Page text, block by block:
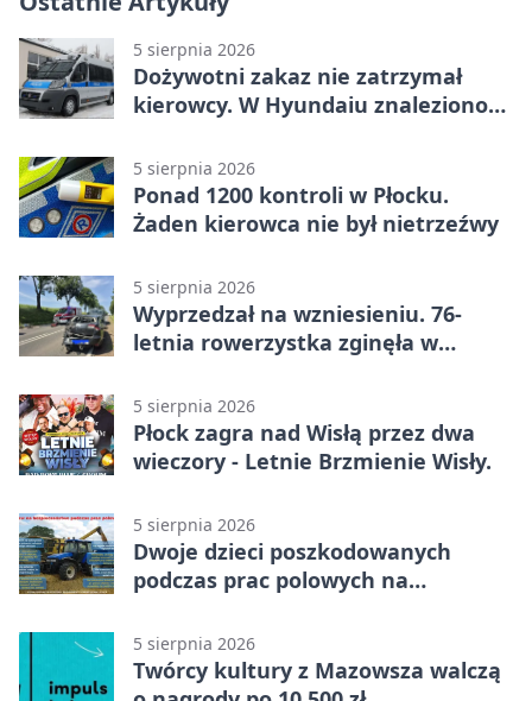
5 sierpnia 2026
Dożywotni zakaz nie zatrzymał
kierowcy. W Hyundaiu znaleziono
5 sierpnia 2026
Ponad 1200 kontroli w Płocku.
Żaden kierowca nie był nietrzeźwy
5 sierpnia 2026
Wyprzedzał na wzniesieniu. 76-
letnia rowerzystka zginęła w
5 sierpnia 2026
Płock zagra nad Wisłą przez dwa
wieczory - Letnie Brzmienie Wisły.
5 sierpnia 2026
Dwoje dzieci poszkodowanych
podczas prac polowych na
5 sierpnia 2026
Twórcy kultury z Mazowsza walczą